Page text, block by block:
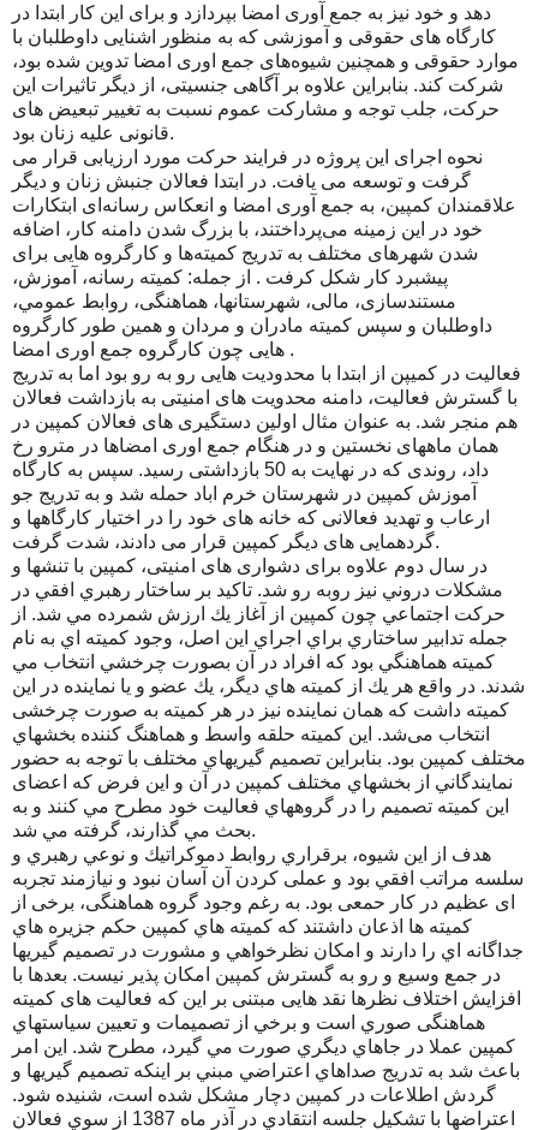
دهد و خود نیز به جمع آوری امضا بپردازد و برای این کار ابتدا در
کارگاه های حقوقی و آموزشی که به منظور اشنایی داوطلبان با
موارد حقوقی و همچنین شیوه‌های جمع اوری امضا تدوین شده بود،
شرکت کند. بنابراین علاوه بر آگاهی جنسیتی، از دیگر تاثیرات این
حرکت، جلب توجه و مشارکت عموم نسبت به تغییر تبعیض های
قانونی علیه زنان بود.
نحوه اجرای این پروژه در فرایند حرکت مورد ارزیابی قرار می
گرفت و توسعه می یافت. در ابتدا فعالان جنبش زنان و دیگر
علاقمندان کمپین، به جمع آوری امضا و انعکاس رسانه‌ای ابتکارات
خود در این زمینه می‌پرداختند، با بزرگ شدن دامنه کار، اضافه
شدن شهرهای مختلف به تدریج کمیته‌ها و کارگروه هایی برای
پیشبرد کار شکل کرفت . از جمله: کمیته رسانه، آموزش،
مستندسازی، مالی، شهرستانها، هماهنگی، روابط عمومي،
داوطلبان و سپس کمیته مادران و مردان و همین طور کارگروه
هایی چون کارگروه جمع اوری امضا .
فعالیت در کمیپن از ابتدا با محدودیت هایی رو به رو بود اما به تدریج
با گسترش فعالیت، دامنه محدویت های امنیتی به بازداشت فعالان
هم منجر شد. به عنوان مثال اولین دستگیری های فعالان کمپین در
همان ماههای نخستین و در هنگام جمع اوری امضاها در مترو رخ
داد، روندی که در نهایت به 50 بازداشتی رسید. سپس به کارگاه
آموزش کمپین در شهرستان خرم اباد حمله شد و به تدریج جو
ارعاب و تهدید فعالانی که خانه های خود را در اختیار کارگاهها و
گردهمایی های دیگر کمپین قرار می دادند، شدت گرفت.
در سال دوم علاوه برای دشواری های امنیتی، كمپين با تنشها و
مشكلات دروني نيز روبه رو شد. تاكيد بر ساختار رهبري افقي در
حركت اجتماعي چون كمپين از آغاز يك ارزش شمرده مي شد. از
جمله تدابير ساختاري براي اجراي اين اصل، وجود كميته اي به نام
كميته هماهنگي بود كه افراد در آن بصورت چرخشي انتخاب مي
شدند. در واقع هر يك از كميته هاي ديگر، يك عضو و يا نماينده در اين
كميته داشت که همان نماینده نیز در هر کمیته به صورت چرخشی
انتخاب می‌شد. اين كميته حلقه واسط و هماهنگ كننده بخشهاي
مختلف كمپين بود. بنابراين تصميم گيريهاي مختلف با توجه به حضور
نمايندگاني از بخشهاي مختلف كمپين در آن و اين فرض كه اعضای
اين كميته تصميم را در گروههاي فعاليت خود مطرح مي كنند و به
بحث مي گذارند، گرفته مي شد.
هدف از اين شيوه، برقراري روابط دموكراتيك و نوعي رهبري و
سلسه مراتب افقي بود و عملی کردن آن آسان نبود و نیازمند تجربه
ای عظیم در کار حمعی بود. به رغم وجود گروه هماهنگی، برخی از
کمیته ها اذعان داشتند که كميته هاي کمپین حكم جزيره هاي
جداگانه اي را دارند و امكان نظرخواهي و مشورت در تصميم گيريها
در جمع وسيع و رو به گسترش كمپين امكان پذير نیست. بعدها با
افزایش اختلاف نظرها نقد هایی مبتنی بر این که فعاليت های کمیته
هماهنگی صوري است و برخي از تصميمات و تعيين سياستهاي
كمپين عملا در جاهاي ديگري صورت مي گيرد، مطرح شد. اين امر
باعث شد به تدريج صداهاي اعتراضي مبني بر اينكه تصميم گيريها و
گردش اطلاعات در كمپين دچار مشكل شده است، شنيده شود.
اعتراضها با تشکیل جلسه انتقادي در آذر ماه 1387 از سوي فعالان